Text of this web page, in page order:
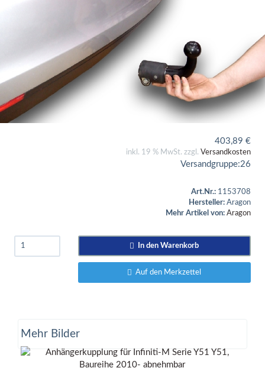
403,89 €
inkl. 19 % MwSt. zzgl. Versandkosten
Versandgruppe:26
Art.Nr.: 1153708
Hersteller: Aragon
Mehr Artikel von: Aragon
In den Warenkorb
Auf den Merkzettel
Mehr Bilder